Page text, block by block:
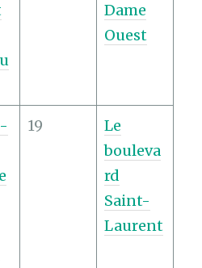
Dame
Ouest
19
Le
bouleva
rd
Saint-
Laurent